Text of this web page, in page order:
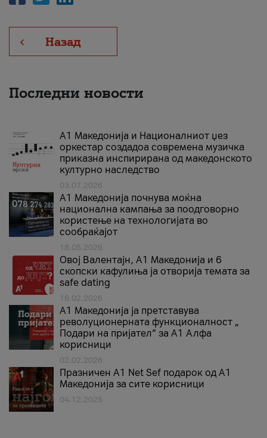
Назад
Последни новости
А1 Македонија и Националниот џез
оркестар создадоа современа музичка
приказна инспирирана од македонското
културно наследство
03.07.2026
A1 Македонија почнува моќна
национална кампања за поодговорно
користење на технологијата во
сообраќајот
18.05.2026
Овој Валентајн, A1 Македонија и 6
скопски кафулиња ја отворија темата за
safe dating
16.02.2026
А1 Македонија ја претставува
револуционерната функционалност „
Подари на пријател“ за А1 Алфа
корисници
02.02.2026
Празничен A1 Net Sеf подарок од А1
Македонија за сите корисници
04.12.2025